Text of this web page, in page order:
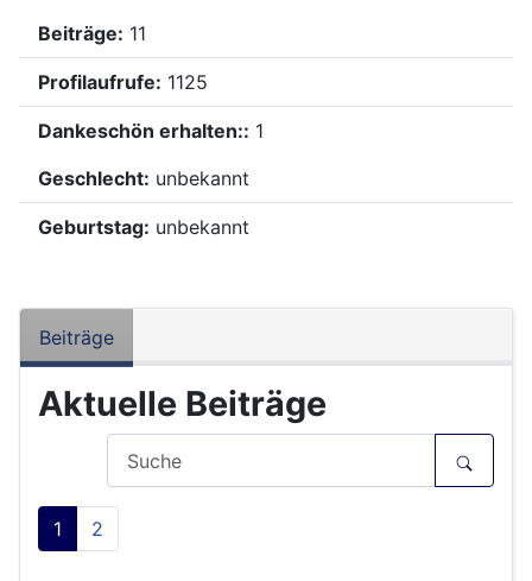
Beiträge: 11
Profilaufrufe: 1125
Dankeschön erhalten:: 1
Geschlecht: unbekannt
Geburtstag: unbekannt
Beiträge
Aktuelle Beiträge
1 2